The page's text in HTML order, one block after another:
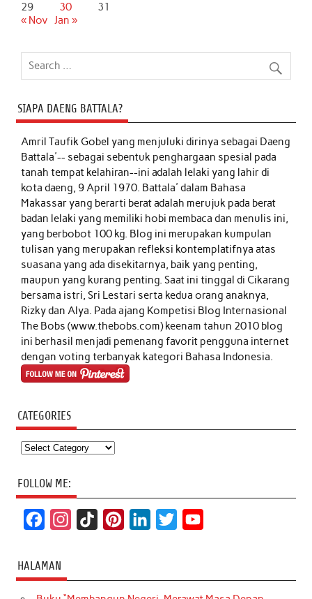
29
30
31
« Nov Jan »
SIAPA DAENG BATTALA?
Amril Taufik Gobelyang menjuluki dirinya sebagai Daeng
Battala'-- sebagai sebentuk penghargaan spesial pada
tanah tempat kelahiran--ini adalah lelaki yang lahir di
kota daeng, 9 April 1970. Battala' dalam Bahasa
Makassar yang berarti berat adalah merujuk pada berat
badan lelaki yang memiliki hobi membaca dan menulis ini,
yang berbobot 100 kg. Blog ini merupakan kumpulan
tulisan yang merupakan refleksi kontemplatifnya atas
suasana yang ada disekitarnya, baik yang penting,
maupun yang kurang penting. Saat ini tinggal di Cikarang
bersama istri, Sri Lestari serta kedua orang anaknya,
Rizky dan Alya. Pada ajang Kompetisi Blog Internasional
The Bobs (www.thebobs.com) keenam tahun 2010 blog
ini berhasil menjadi pemenang favorit pengguna internet
dengan voting terbanyak kategori Bahasa Indonesia.
CATEGORIES
Categories
FOLLOW ME:
c
e
t
T
t
k
t
T
HALAMAN